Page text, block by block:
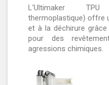
L'Ultimaker
thermoplastique) offre
et à la déchirure
pour des
agressions chimiques.